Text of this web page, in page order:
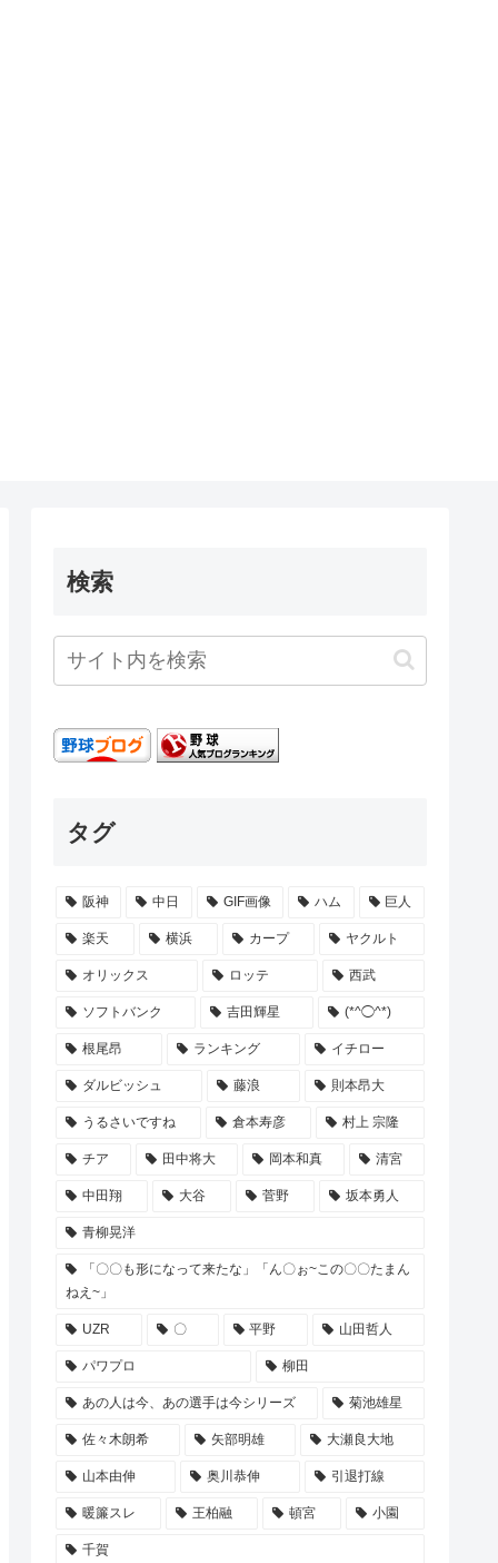
検索
タグ
阪神 中日 GIF画像 ハム 巨人
楽天 横浜 カープ ヤクルト
オリックス ロッテ 西武
ソフトバンク 吉田輝星 (*^◯^*)
根尾昂 ランキング イチロー
ダルビッシュ 藤浪 則本昂大
うるさいですね 倉本寿彦 村上 宗隆
チア 田中将大 岡本和真 清宮
中田翔 大谷 菅野 坂本勇人
青柳晃洋
「〇〇も形になって来たな」「ん〇ぉ~この〇〇たまん
ねえ~」
UZR 〇 平野 山田哲人
パワプロ 柳田
あの人は今、あの選手は今シリーズ 菊池雄星
佐々木朗希 矢部明雄 大瀬良大地
山本由伸 奥川恭伸 引退打線
暖簾スレ 王柏融 頓宮 小園
千賀